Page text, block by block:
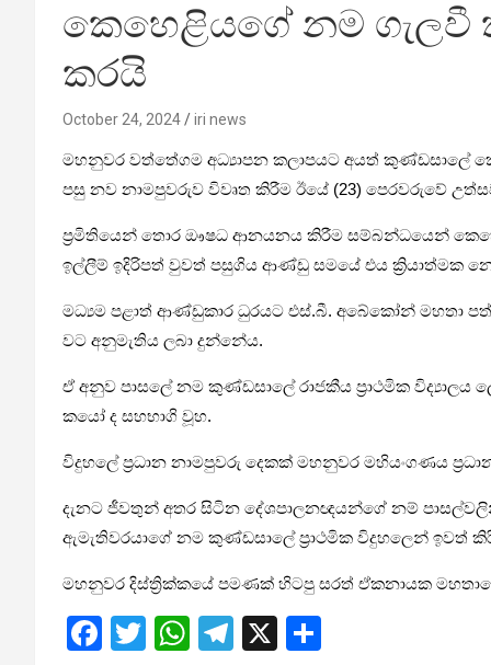
කෙහෙ­ළි­යගේ නම ගැලවී
කරයි
October 24, 2024 iri news
මහ­නු­වර වත්තේ­ගම අධ්‍යා­පන කලා­ප­යට අයත් කුණ්ඩ­සාලේ
පසු නව නාමපුව­රුව විවෘත කිරීම ඊයේ (23) පෙර­ව­රුවේ
ප්‍රමි­ති­යෙන් තොර ඖෂධ ආන­ය­නය කිරීම සම්බ­න්ධ­යෙන්
ඉල්ලීම් ඉදි­රි­පත් වුවත් පසු­ගිය ආණ්ඩු සමයේ එය ක්‍රියා­ත්මක
මධ්‍යම පළාත් ආණ්ඩු­කාර ධුර­යට එස්.බී. අබේ­කෝන් මහතා
වට අනු­මැ­තිය ලබා දුන්නේය.
ඒ අනුව පාසලේ නම කුණ්ඩ­සාලේ රාජ­කීය ප්‍රාථ­මික විද්‍යා­ලය
කයෝ ද සහ­භාගි වූහ.
විදු­හලේ ප්‍රධාන නාම­පු­වරු දෙකක් මහ­නු­වර මහි­යං­ග­ණය
දැනට ජීව­තුන් අතර සිටින දේශ­පා­ල­න­ඥ­යන්ගේ නම්
ඇමැ­ති­ව­ර­යාගේ නම කුණ්ඩ­සාලේ ප්‍රාථ­මික විදු­හ­ලෙන් ඉවත්
මහ­නු­වර දිස්ත්‍රි­ක්කයේ පම­ණක් හිටපු සරත් ඒක­නා­යක
F
T
W T
X